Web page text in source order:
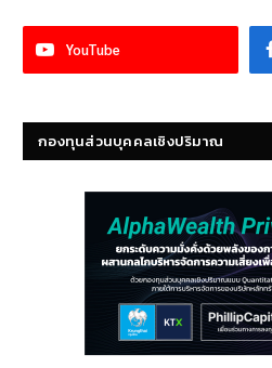
YouTube
กองทุนส่วนบุคคลเชิงปริมาณ